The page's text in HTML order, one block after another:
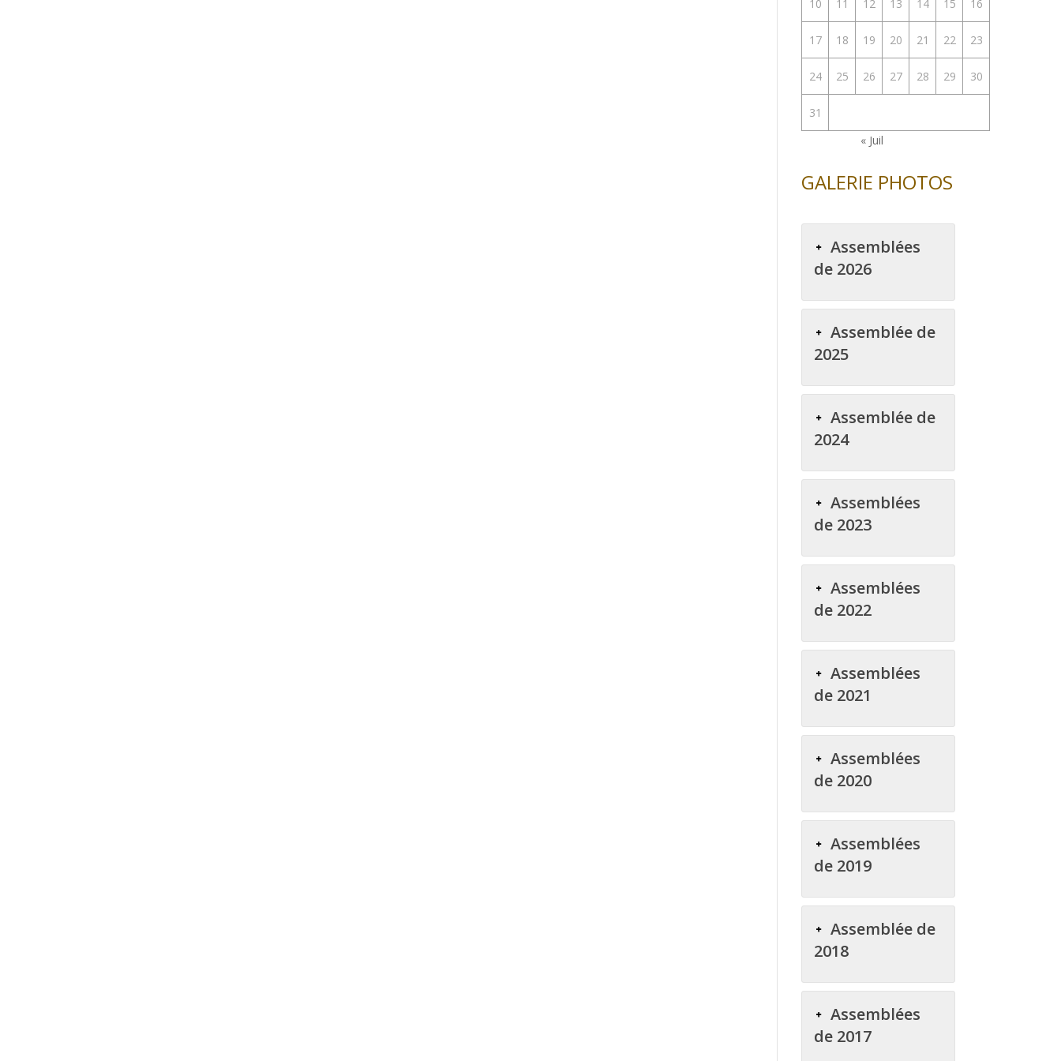
10 11 12 13 14 15 16
17 18 19 20 21 22 23
24 25 26 27 28 29 30
31
« Juil
GALERIE PHOTOS
Assemblées
de 2026
Assemblée de
2025
Assemblée de
2024
Assemblées
de 2023
Assemblées
de 2022
Assemblées
de 2021
Assemblées
de 2020
Assemblées
de 2019
Assemblée de
2018
Assemblées
de 2017